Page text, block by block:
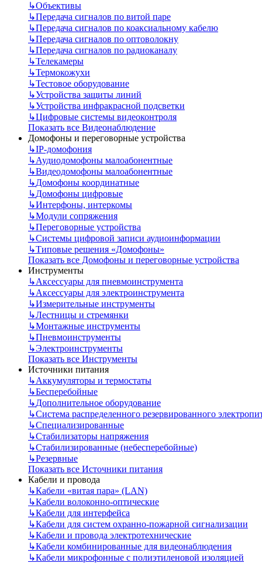
↳Объективы
↳Передача сигналов по витой паре
↳Передача сигналов по коаксиальному кабелю
↳Передача сигналов по оптоволокну
↳Передача сигналов по радиоканалу
↳Телекамеры
↳Термокожухи
↳Тестовое оборудование
↳Устройства защиты линий
↳Устройства инфракрасной подсветки
↳Цифровые системы видеоконтроля
Показать все Видеонаблюдение
Домофоны и переговорные устройства
↳IP-домофония
↳Аудиодомофоны малоабонентные
↳Видеодомофоны малоабонентные
↳Домофоны координатные
↳Домофоны цифровые
↳Интерфоны, интеркомы
↳Модули сопряжения
↳Переговорные устройства
↳Системы цифровой записи аудиоинформации
↳Типовые решения «Домофоны»
Показать все Домофоны и переговорные устройства
Инструменты
↳Аксессуары для пневмоинструмента
↳Аксессуары для электроинструмента
↳Измерительные инструменты
↳Лестницы и стремянки
↳Монтажные инструменты
↳Пневмоинструменты
↳Электроинструменты
Показать все Инструменты
Источники питания
↳Аккумуляторы и термостаты
↳Бесперебойные
↳Дополнительное оборудование
↳Система распределенного резервированного
↳Специализированные
↳Стабилизаторы напряжения
↳Стабилизированные (небесперебойные)
↳Резервные
Показать все Источники питания
Кабели и провода
↳Кабели «витая пара» (LAN)
↳Кабели волоконно-оптические
↳Кабели для интерфейса
↳Кабели для систем охранно-пожарной сигнализации
↳Кабели и провода электротехнические
↳Кабели комбинированные для видеонаблюдения
↳Кабели микрофонные с полиэтиленовой изоляцией